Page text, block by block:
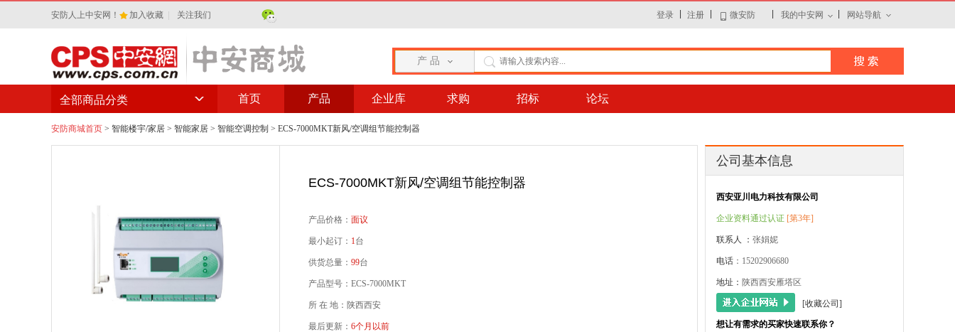
安防人上中安网！ 加入收藏 关注我们 登录 注册 微安防 我的中安网 网站导航
产 品
首页 产品 企业库 求购 招标 论坛
全部商品分类
安防商城首页 > 智能楼宇/家居 > 智能家居 > 智能空调控制 > ECS-7000MKT新风/空调组节能控制器
ECS-7000MKT新风/空调组节能控制器
产品价格： 面议
最小起订： 1台
供货总量： 99台
产品型号：ECS-7000MKT
所 在 地：陕西西安
最后更新： 6个月以前
公司基本信息
西安亚川电力科技有限公司
企业资料通过认证 [第3年]
联系人 ： 张娟妮
电话 ：15202906680
地址： 陕西西安雁塔区
[收藏公司]
想让有需求的买家快速联系你？